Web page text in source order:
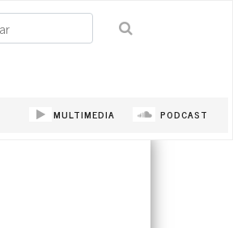
MULTIMEDIA PODCAST